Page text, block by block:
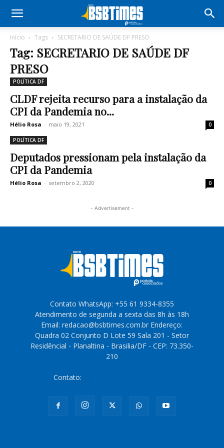
Início Tags SECRETARIO DE SAÚDE DF PRESO
Tag: SECRETARIO DE SAÚDE DF
PRESO
POLÍTICA DF
CLDF rejeita recurso para a instalação da
CPI da Pandemia no...
Hélio Rosa - maio 19, 2021 0
POLÍTICA DF
Deputados pressionam pela instalação da
CPI da Pandemia
Hélio Rosa - setembro 2, 2020 0
- Advertisement -
Contato WhatsApp: +55 61 9334-8355
Atendimento de segunda a sexta das 8h às 18h
Email: redacao@bsbtimes.com.br Endereço:
Quadra 02 Conjunto D Lote 59 Sala 201 - Setor
Residêncial - Planaltina - Brasilia/DF - CEP: 73.350-
210
Contato: